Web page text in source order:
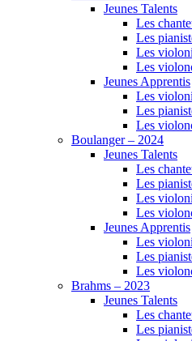
Jeunes Talents
Les
Les
Les
Les
Jeunes Apprentis
Les
Les
Les
Boulanger – 2024
Jeunes Talents
Les
Les
Les
Les
Jeunes Apprentis
Les
Les
Les
Brahms – 2023
Jeunes Talents
Les
Les